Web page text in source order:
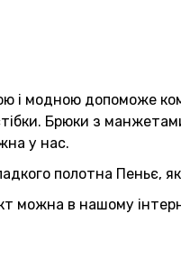
і модною допоможе
Брюки з
у нас.
полотна Пеньє,
можна в нашому